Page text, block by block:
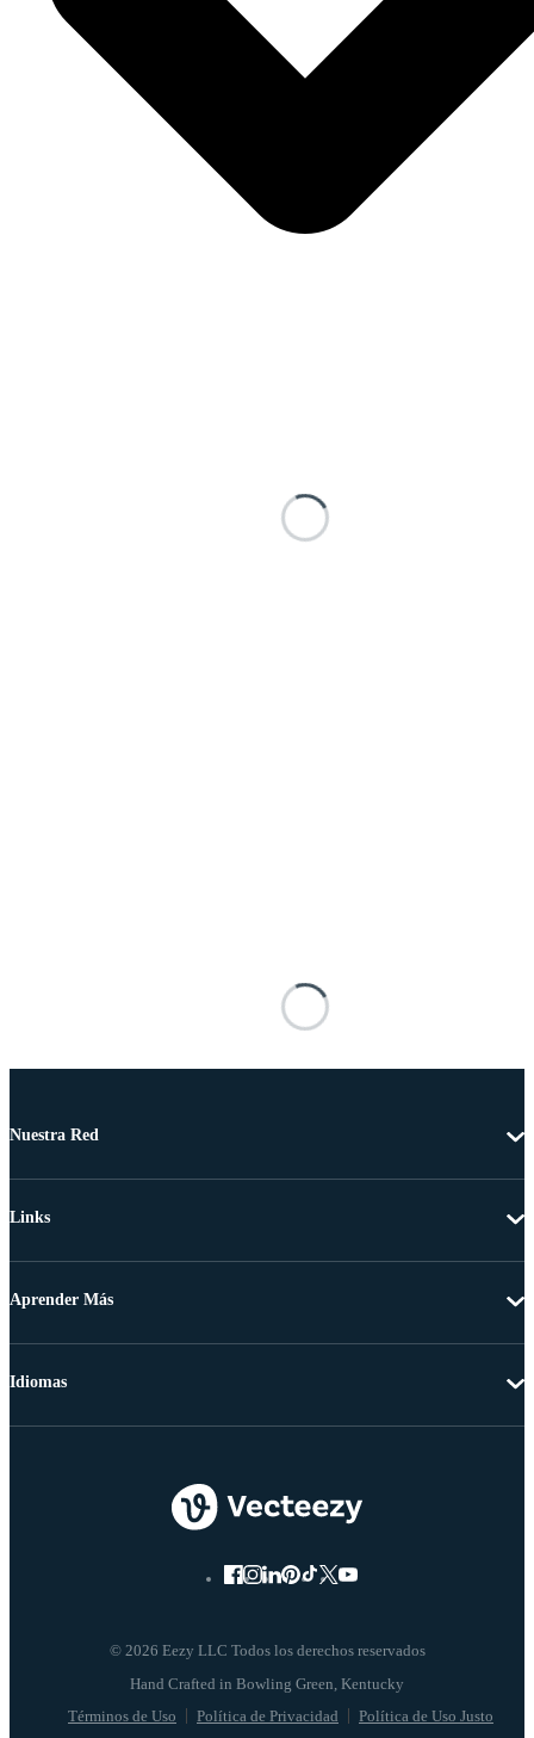
Nuestra Red
Links
Aprender Más
© 2026 Eezy LLC Todos los derechos reservados
Términos de Uso Política de Privacidad Política de Uso Justo
Idiomas